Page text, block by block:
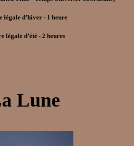
légale d’hiver - 1 heure
légale d’été - 2 heures
Lune